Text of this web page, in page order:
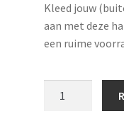
Kleed jouw
aan met deze
een ruime